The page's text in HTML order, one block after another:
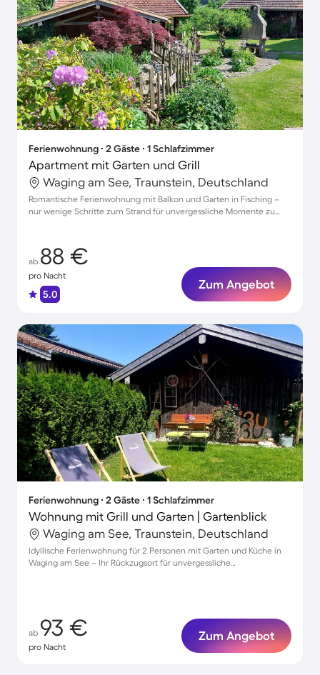
Ferienwohnung ∙ 2 Gäste ∙ 1 Schlafzimmer
Apartment mit Garten und Grill
Waging am See, Traunstein, Deutschland
Romantische Ferienwohnung mit Balkon und Garten in Fisching –
nur wenige Schritte zum Strand für unvergessliche Momente zu
ab 88 €
pro Nacht
5.0
Zum Angebot
Ferienwohnung ∙ 2 Gäste ∙ 1 Schlafzimmer
Wohnung mit Grill und Garten | Gartenblick
Waging am See, Traunstein, Deutschland
Idyllische Ferienwohnung für 2 Personen mit Garten und Küche in
Waging am See – Ihr Rückzugsort für unvergessliche
ab 93 €
pro Nacht
Zum Angebot